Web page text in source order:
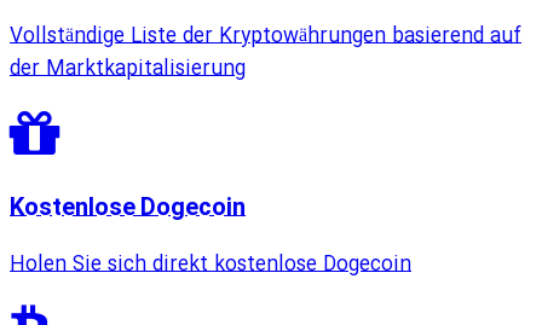
Vollständige Liste der Kryptowährungen basierend auf
der Marktkapitalisierung
Kostenlose Dogecoin
Holen Sie sich direkt kostenlose Dogecoin